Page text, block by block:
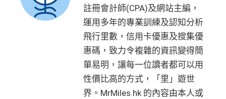
註冊會計師(CPA)及網站主編，
運用多年的專業訓練及認知分析
飛行里數，信用卡優惠及搜集優
惠碼，致力令複雜的資訊變得簡
單易明，讓每一位讀者都可以用
性價比高的方式，「里」遊世
界。MrMiles.hk 的內容由本人或